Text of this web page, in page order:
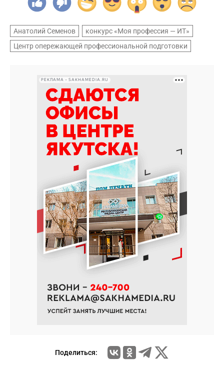
Анатолий Семенов
конкурс «Моя профессия — ИТ»
Центр опережающей профессиональной подготовки
РЕКЛАМА • SAKHAMEDIA.RU
Поделиться: